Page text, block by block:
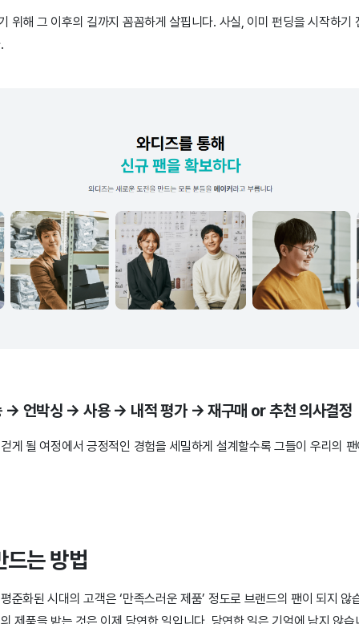
위해 그 이후의 길까지 꼼꼼하게 살핍니다. 사실, 이미 펀딩을 시작하기
언박싱 → 사용 → 내적 평가 → 재구매 or 추천 의사결정
게 될 여정에서 긍정적인 경험을 세밀하게 설계할수록 그들이 우리의
드는 방법
준화된 시대의 고객은 ‘만족스러운 제품’ 정도로 브랜드의 팬이 되지 않
제품을 받는 것은 이제 당연한 일입니다. 당연한 일은 기억에 남지 않